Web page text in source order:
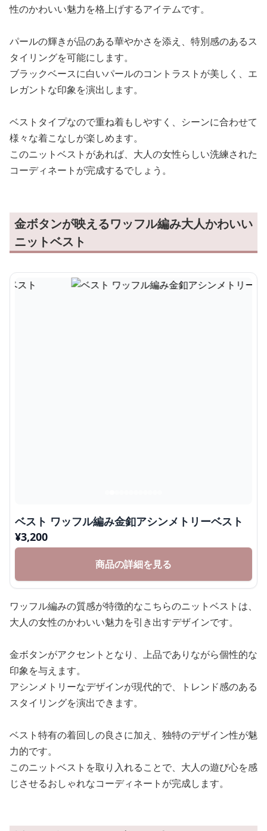
性のかわいい魅力を格上げするアイテムです。
パールの輝きが品のある華やかさを添え、特別感のあるス
タイリングを可能にします。
ブラックベースに白いパールのコントラストが美しく、エ
レガントな印象を演出します。
ベストタイプなので重ね着もしやすく、シーンに合わせて
様々な着こなしが楽しめます。
このニットベストがあれば、大人の女性らしい洗練された
コーディネートが完成するでしょう。
金ボタンが映えるワッフル編み大人かわいい
ニットベスト
ベスト ワッフル編み金釦アシンメトリーベスト
¥3,200
商品の詳細を見る
ワッフル編みの質感が特徴的なこちらのニットベストは、
大人の女性のかわいい魅力を引き出すデザインです。
金ボタンがアクセントとなり、上品でありながら個性的な
印象を与えます。
アシンメトリーなデザインが現代的で、トレンド感のある
スタイリングを演出できます。
ベスト特有の着回しの良さに加え、独特のデザイン性が魅
力的です。
このニットベストを取り入れることで、大人の遊び心を感
じさせるおしゃれなコーディネートが完成します。